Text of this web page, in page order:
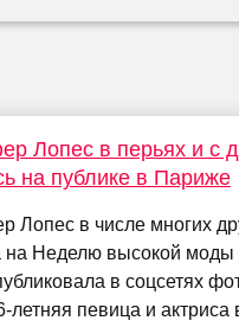
Лопес в перьях и с
на публике в Париже
Лопес в числе многих
на Неделю высокой
в соцсетях
летняя певица и актриса